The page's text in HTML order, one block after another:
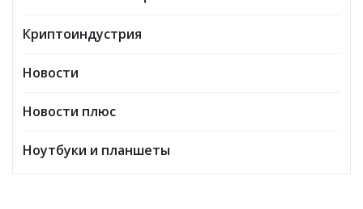
Криптоиндустрия
Новости
Новости плюс
Ноутбуки и планшеты